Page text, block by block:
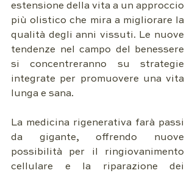
estensione della vita a un approccio
più olistico che mira a migliorare la
qualità degli anni vissuti. Le nuove
tendenze nel campo del benessere
si concentreranno su strategie
integrate per promuovere una vita
lunga e sana.
La medicina rigenerativa farà passi
da gigante, offrendo nuove
possibilità per il ringiovanimento
cellulare e la riparazione dei